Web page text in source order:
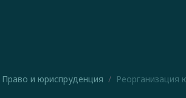
Право и юриспруденция Реорганизация